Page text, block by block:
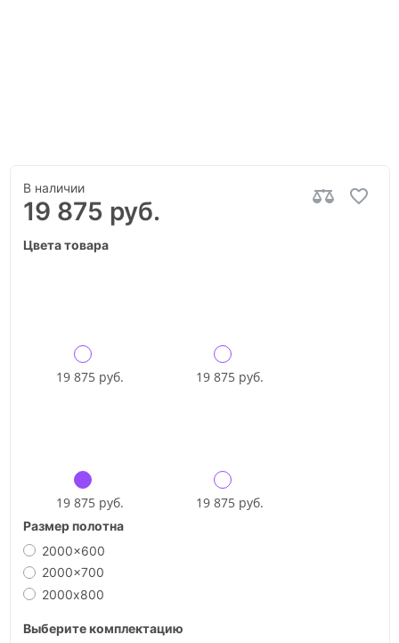
В наличии
19 875 руб.
Цвета товара
19 875 руб. 19 875 руб.
19 875 руб. 19 875 руб.
Размер полотна
2000x600
2000x700
2000х800
Выберите комплектацию